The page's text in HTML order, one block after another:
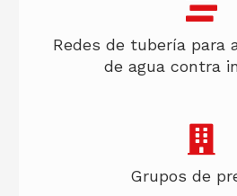
Redes de tubería para
de agua contra
Grupos de